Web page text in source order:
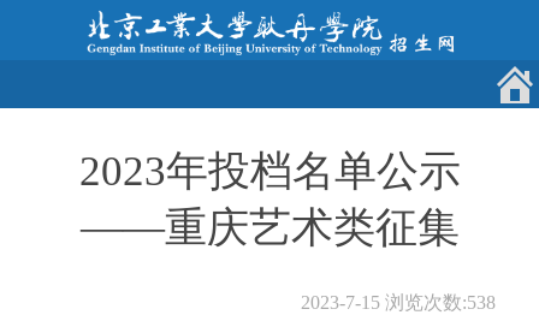
2023年投档名单公示
——重庆艺术类征集
2023-7-15浏览次数:538